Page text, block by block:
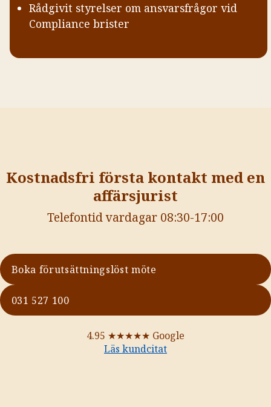
Rådgivit styrelser om ansvarsfrågor vid
Compliance brister
Kostnadsfri första kontakt med en
affärsjurist
Telefontid vardagar 08:30-17:00
Boka förutsättningslöst möte
031 527 100
4.95 ★★★★★ Google
Läs kundcitat